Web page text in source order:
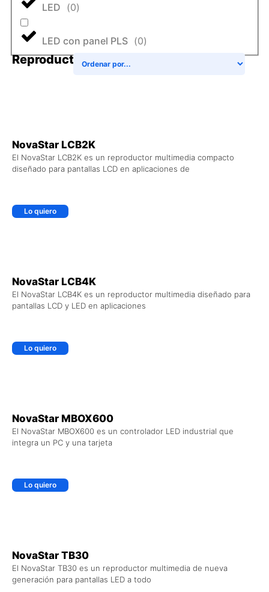
LED (0)
LED con panel PLS (0)
Reproductores
NovaStar LCB2K
El NovaStar LCB2K es un reproductor multimedia compacto
diseñado para pantallas LCD en aplicaciones de
Lo quiero
NovaStar LCB4K
El NovaStar LCB4K es un reproductor multimedia diseñado para
pantallas LCD y LED en aplicaciones
Lo quiero
NovaStar MBOX600
El NovaStar MBOX600 es un controlador LED industrial que
integra un PC y una tarjeta
Lo quiero
NovaStar TB30
El NovaStar TB30 es un reproductor multimedia de nueva
generación para pantallas LED a todo